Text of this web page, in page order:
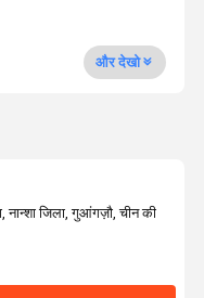
और देखो
नान्शा जिला, गुआंगज़ौ, चीन की